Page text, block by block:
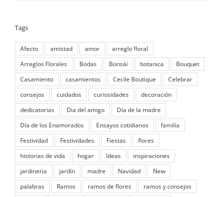
Tags
Afecto amistad amor
arreglo floral
Arreglos Florales
Bodas Bonsái botanica
Bouquet
Casamiento
casamientos Cecile Boutique
Celebrar
consejos
cuidados curiosidades
decoración
dedicatorias
Dia del amigo
Día de la madre
Día de los Enamorados
Ensayos cotidianos
familia
Festividad
Festividades Fiestas
flores
historias de vida
hogar Ideas
inspiraciones
jardineria
jardín madre Navidad
New
palabras
Ramos ramos de flores
ramos y consejos